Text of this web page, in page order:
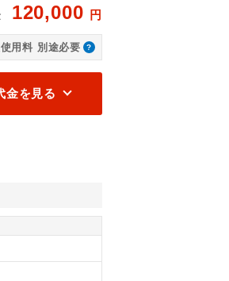
（※尾瀬保護区財団調べ）
120,000 円
用料 別途必要
金を見る